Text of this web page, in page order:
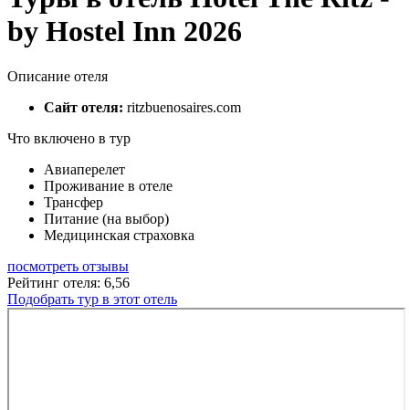
by Hostel Inn 2026
Описание отеля
Сайт отеля: ritzbuenosaires.com
Что включено в тур
Авиаперелет
Проживание в отеле
Трансфер
Питание (на выбор)
Медицинская страховка
посмотреть отзывы
Рейтинг отеля: 6,56
Подобрать тур в этот отель